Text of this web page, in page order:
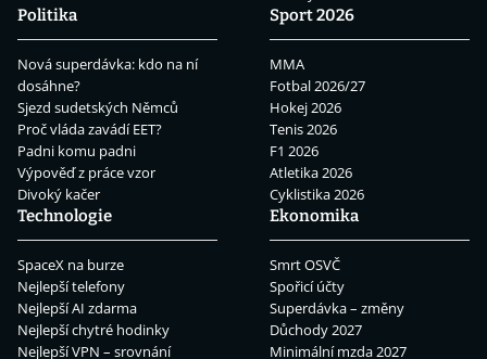
Politika
Nová superdávka: kdo na ní
dosáhne?
Sjezd sudetských Němců
Proč vláda zavádí EET?
Padni komu padni
Výpověď z práce vzor
Divoký kačer
Sport 2026
MMA
Fotbal 2026/27
Hokej 2026
Tenis 2026
F1 2026
Atletika 2026
Cyklistika 2026
Technologie
SpaceX na burze
Nejlepší telefony
Nejlepší AI zdarma
Nejlepší chytré hodinky
Nejlepší VPN – srovnání
Ekonomika
Smrt OSVČ
Spořicí účty
Superdávka – změny
Důchody 2027
Minimální mzda 2027